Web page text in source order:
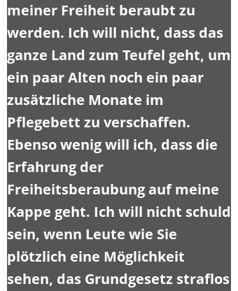
meiner Freiheit beraubt zu
werden. Ich will nicht, dass das
ganze Land zum Teufel geht, um
ein paar Alten noch ein paar
zusätzliche Monate im
Pflegebett zu verschaffen.
Ebenso wenig will ich, dass die
Erfahrung der
Freiheitsberaubung auf meine
Kappe geht. Ich will nicht schuld
sein, wenn Leute wie Sie
plötzlich eine Möglichkeit
sehen, das Grundgesetz straflos